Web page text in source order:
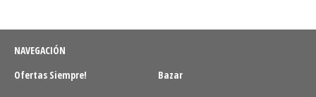
NAVEGACIÓN
Ofertas Siempre!
Bazar